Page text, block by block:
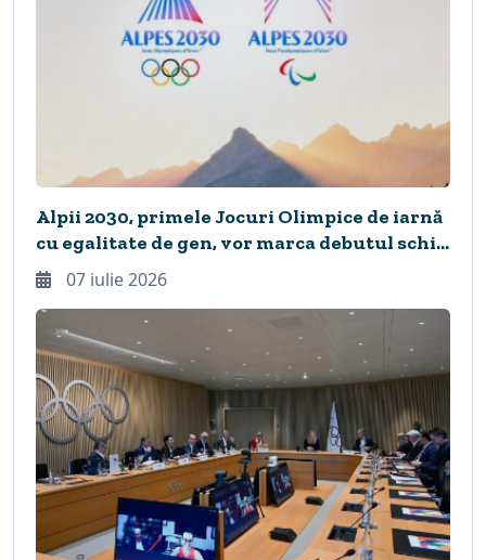
Alpii 2030, primele Jocuri Olimpice de iarnă
cu egalitate de gen, vor marca debutul schi
și snowboard freeride și patinaj artistic
synchro9
07 iulie 2026